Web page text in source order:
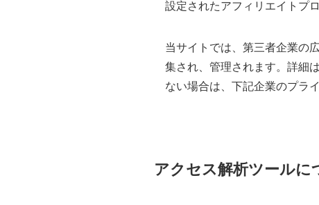
設定されたアフィリエイトプ
当サイトでは、第三者企業の
集され、管理されます。詳細
ない場合は、下記企業のプラ
アクセス解析ツールに